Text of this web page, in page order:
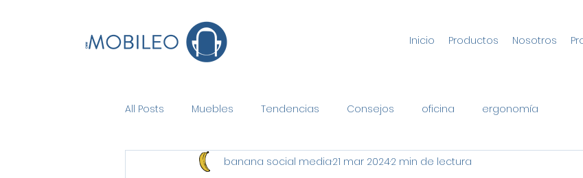
Inicio Productos Nosotros
All Posts Muebles Tendencias Consejos oficina ergonomía
banana social media21 mar 20242 min de lectura